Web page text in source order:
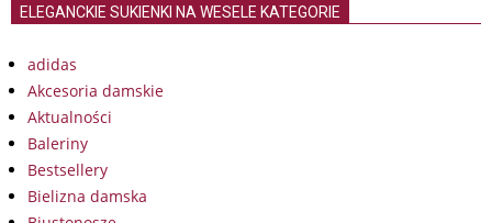
ELEGANCKIE SUKIENKI NA WESELE KATEGORIE
adidas
Akcesoria damskie
Aktualności
Baleriny
Bestsellery
Bielizna damska